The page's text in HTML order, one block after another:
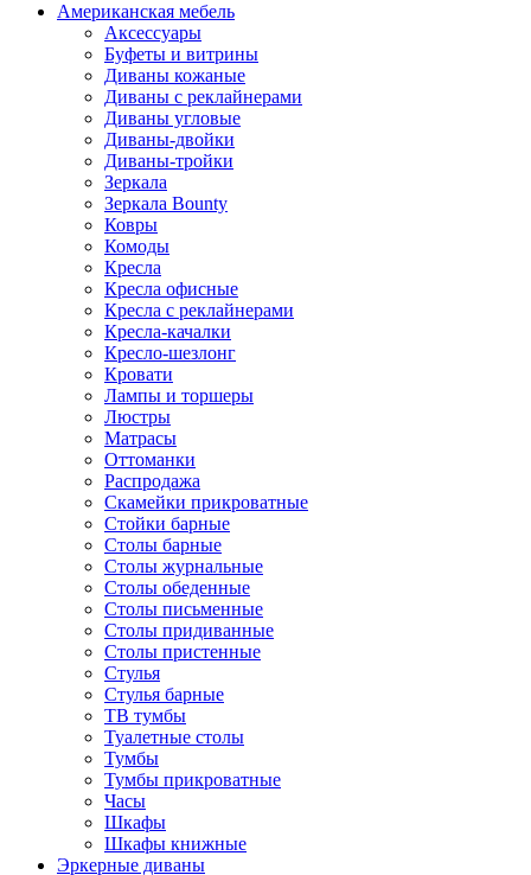
Американская мебель
Аксессуары
Буфеты и витрины
Диваны кожаные
Диваны с реклайнерами
Диваны угловые
Диваны-двойки
Диваны-тройки
Зеркала
Зеркала Bounty
Ковры
Комоды
Кресла
Кресла офисные
Кресла с реклайнерами
Кресла-качалки
Кресло-шезлонг
Кровати
Лампы и торшеры
Люстры
Матрасы
Оттоманки
Распродажа
Скамейки прикроватные
Стойки барные
Столы барные
Столы журнальные
Столы обеденные
Столы письменные
Столы придиванные
Столы пристенные
Стулья
Стулья барные
ТВ тумбы
Туалетные столы
Тумбы
Тумбы прикроватные
Часы
Шкафы
Шкафы книжные
Эркерные диваны